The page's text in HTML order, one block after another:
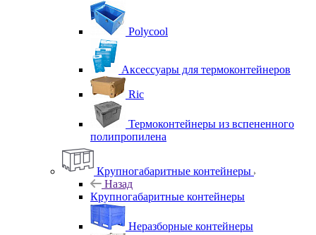
Polycool
Аксессуары для термоконтейнеров
Ric
Термоконтейнеры из вспененного
полипропилена
Крупногабаритные контейнеры
Назад
Крупногабаритные контейнеры
Неразборные контейнеры